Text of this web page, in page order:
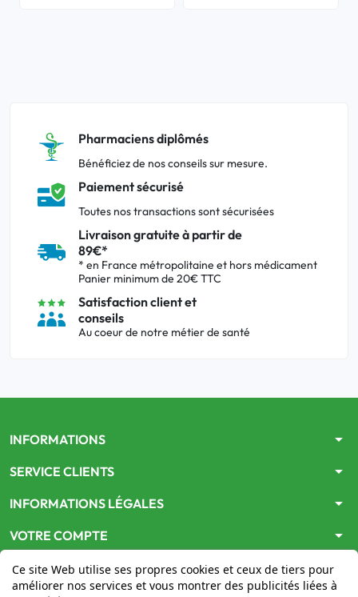
Pharmaciens diplômés
Bénéficiez de nos conseils sur mesure.
Paiement sécurisé
Toutes nos transactions sont sécurisées
Livraison gratuite à partir de
89€*
* en France métropolitaine et hors médicament
Panier minimum de 20€ TTC
Satisfaction client et
conseils
Au coeur de notre métier de santé
INFORMATIONS arrow_drop_down
SERVICE CLIENTS arrow_drop_down
INFORMATIONS LÉGALES arrow_drop_down
VOTRE COMPTE arrow_drop_down
Ce site Web utilise ses propres cookies et ceux de tiers pour
améliorer nos services et vous montrer des publicités liées à